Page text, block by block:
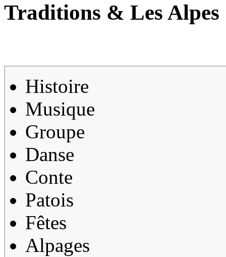
Traditions & Les Alpes
Histoire
Musique
Groupe
Danse
Conte
Patois
Fêtes
Alpages